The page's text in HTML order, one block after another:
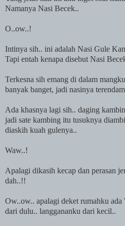
Namanya Nasi Becek..
O..ow..!
Intinya sih.. ini adalah Nasi Gule
Tapi entah kenapa disebut Nasi
Terkesna sih emang di dalam
banyak banget, jadi nasinya
Ada khasnya lagi sih.. daging
jadi sate kambing itu tusuknya
diaskih kuah gulenya..
Waw..!
Apalagi dikasih kecap dan perasan
dah..!!
Ow..ow.. apalagi deket rumahku
dari dulu.. langgananku dari kecil..